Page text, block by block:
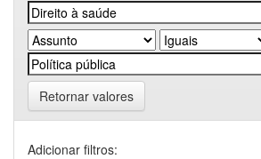
Retornar valores
Adicionar filtros: